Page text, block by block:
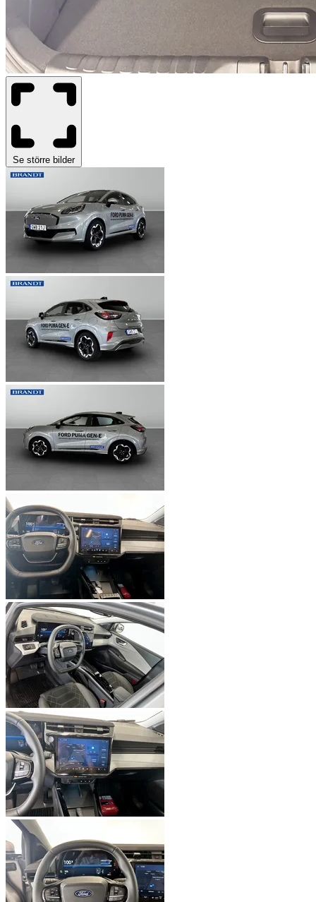
Se större bilder